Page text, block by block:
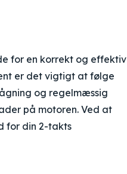
for en korrekt og effektiv
er det vigtigt at følge
og regelmæssig
på motoren. Ved at
for din 2-takts